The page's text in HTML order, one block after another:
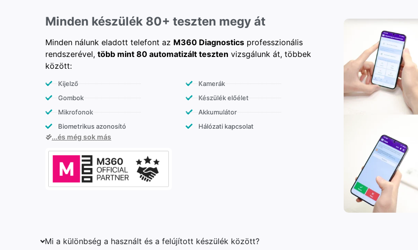
Minden készülék 80+ teszten megy át
Minden nálunk eladott telefont az M360 Diagnostics professzionális
rendszerével, több mint 80 automatizált teszten vizsgálunk át, többek
között:
Kijelző
Gombok
Mikrofonok
Biometrikus azonosító
Kamerák
Készülék előélet
Akkumulátor
Hálózati kapcsolat
...és még sok más
Mi a különbség a használt és a felújított készülék között?